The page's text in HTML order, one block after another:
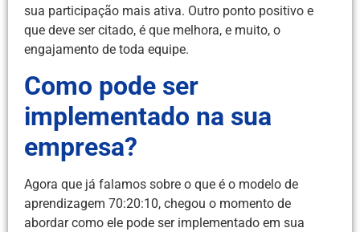
sua participação mais ativa. Outro ponto positivo e
que deve ser citado, é que melhora, e muito, o
engajamento de toda equipe.
Como pode ser
implementado na sua
empresa?
Agora que já falamos sobre o que é o modelo de
aprendizagem 70:20:10, chegou o momento de
abordar como ele pode ser implementado em sua